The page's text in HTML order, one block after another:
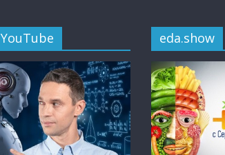
YouTube eda.show